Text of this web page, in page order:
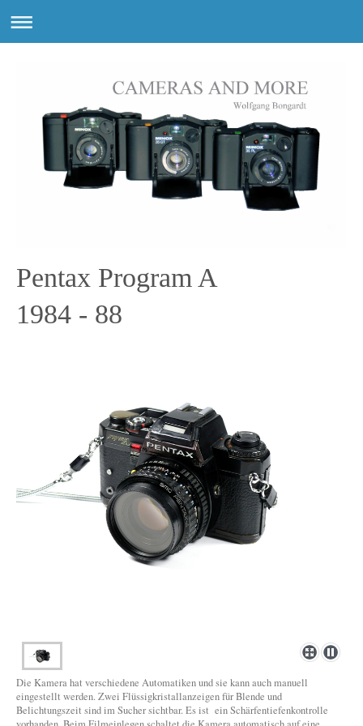
Pentax Program A
1984 - 88
Die Kamera hat verschiedene Automatiken und sie kann auch manuell
eingestellt werden. Zwei Flüssigkristallanzeigen für Blende und
Belichtungszeit sind im Sucher sichtbar. Es ist ein Schärfentiefenkontrolle